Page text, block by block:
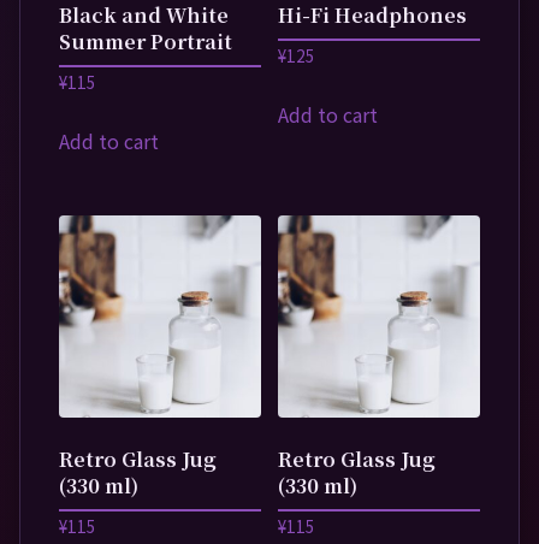
Black and White
Summer Portrait
¥115
Add to cart
Hi-Fi Headphones
¥125
Add to cart
Retro Glass Jug
(330 ml)
¥115
Retro Glass Jug
(330 ml)
¥115